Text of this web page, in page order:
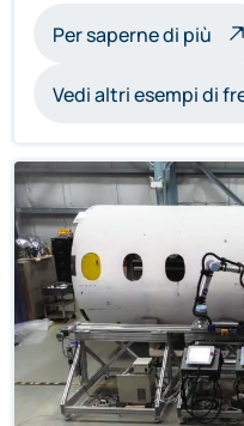
Per saperne di più
Vedi altri esempi di